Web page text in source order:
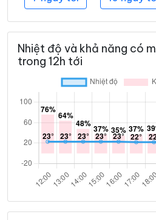
Nhiệt độ và khả năng có
trong 12h tới